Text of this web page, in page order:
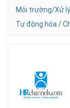
Môi trường/Xử
Tự động hóa /